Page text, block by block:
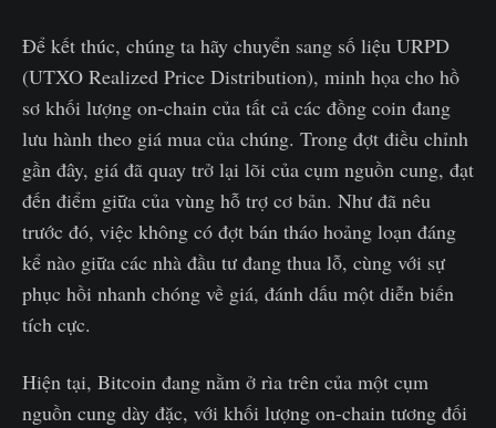
Để kết thúc, chúng ta hãy chuyển sang số liệu URPD
(UTXO Realized Price Distribution), minh họa cho hồ
sơ khối lượng on-chain của tất cả các đồng coin đang
lưu hành theo giá mua của chúng. Trong đợt điều chỉnh
gần đây, giá đã quay trở lại lõi của cụm nguồn cung, đạt
đến điểm giữa của vùng hỗ trợ cơ bản. Như đã nêu
trước đó, việc không có đợt bán tháo hoảng loạn đáng
kể nào giữa các nhà đầu tư đang thua lỗ, cùng với sự
phục hồi nhanh chóng về giá, đánh dấu một diễn biến
tích cực.
Hiện tại, Bitcoin đang nằm ở rìa trên của một cụm
nguồn cung dày đặc, với khối lượng on-chain tương đối